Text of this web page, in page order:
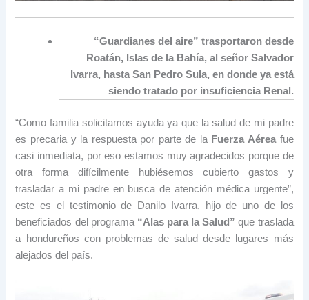
“Guardianes del aire” trasportaron desde
Roatán, Islas de la Bahía, al señor Salvador
Ivarra, hasta San Pedro Sula, en donde ya está
siendo tratado por insuficiencia Renal.
“Como familia solicitamos ayuda ya que la salud de mi padre
es precaria y la respuesta por parte de la Fuerza Aéreafue
casi inmediata, por eso estamos muy agradecidos porque de
otra forma difícilmente hubiésemos cubierto gastos y
trasladar a mi padre en busca de atención médica urgente”,
este es el testimonio de Danilo Ivarra, hijo de uno de los
beneficiados del programa “Alas para la Salud” que traslada
a hondureños con problemas de salud desde lugares más
alejados del país.